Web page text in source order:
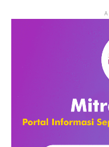
kepentingan media
seharusnya dimiliki
Selain sebagai
massa juga berfungsi
sampai saat ini
kategori sinetron.
yang melibatkan